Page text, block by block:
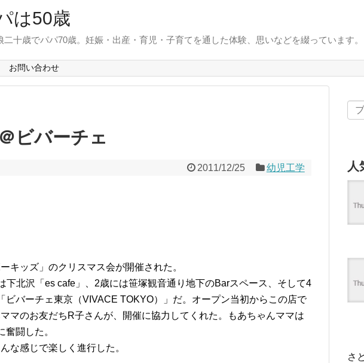
は50歳
十歳でパパ70歳。妊娠・出産・育児・子育てを通した体験、思いなどを綴っています。
お問い合わせ
ビバーチェ
2011/12/25 幼児工学
キッズ」のクリスマス会が開催された。
下北沢「es cafe」、2歳には笹塚観音通り地下のBarスペース、そして4
ビバーチェ東京（VIVACE TOKYO）」だ。オープン当初からこの店で
マのお友だちR子さんが、開催に協力してくれた。もあちゃんママは
闘した。
な感じで楽しく進行した。
人
さ